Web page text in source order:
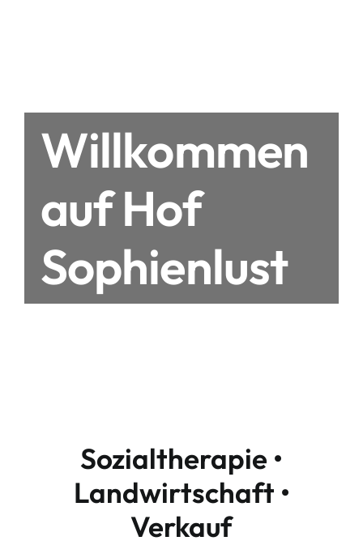
Willkommen
auf Hof
Sophienlust
Sozialtherapie •
Landwirtschaft •
Verkauf